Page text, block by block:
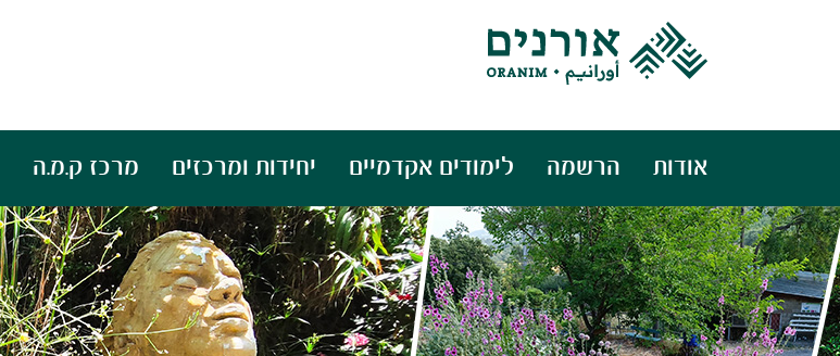
אודות הרשמה לימודים אקדמיים יחידות ומרכזים מרכז ק.מ.ה